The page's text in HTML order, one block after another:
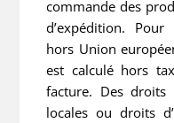
commande des
d’expédition.
hors Union
est calculé hors
facture. Des
locales ou droits